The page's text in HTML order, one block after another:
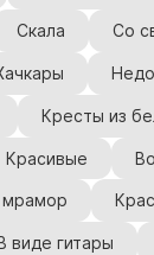
Скала Со
Кресты из
Красивые
мрамор
В виде гитары